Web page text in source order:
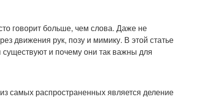
говорит больше, чем слова. Даже не
движения рук, позу и мимику. В этой статье
и почему они так важны для
самых распространенных является деление